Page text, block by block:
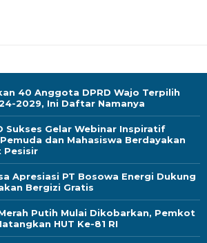
40 Anggota DPRD Wajo Terpilih
2029, Ini Daftar Namanya
Sukses Gelar Webinar Inspiratif
dan Mahasiswa Berdayakan
Pesisir
Apresiasi PT Bosowa Energi Dukung
Bergizi Gratis
Putih Mulai Dikobarkan, Pemkot
HUT Ke-81 RI